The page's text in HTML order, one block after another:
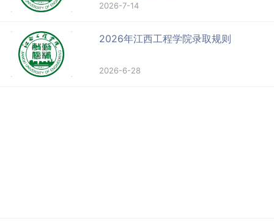
2026-7-14
2026年江西工程学院录取规则
2026-6-28